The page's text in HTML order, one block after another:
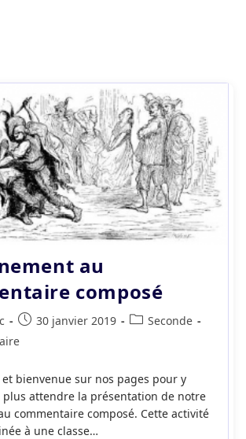
au
composé
Publication
publiée :
30 janvier 2019
PostSeconde
bienvenue sur nos pages pour y
plus attendre la présentation de notre
commentaire composé. Cette activité
à une classe…